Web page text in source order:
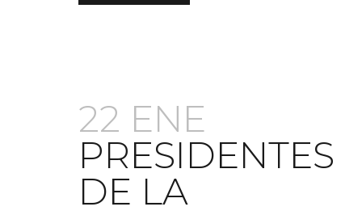
22 ENE
PRESIDENTES
DE LA